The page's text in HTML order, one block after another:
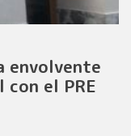
envolvente
el PRE